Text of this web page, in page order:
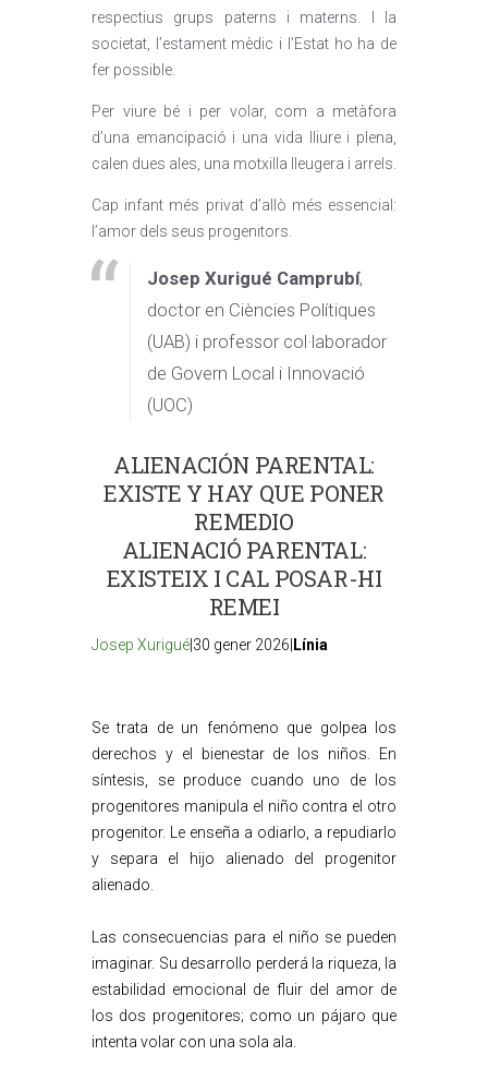
respectius grups paterns i materns. I la
societat, l’estament mèdic i l’Estat ho ha de
fer possible.
Per viure bé i per volar, com a metàfora
d’una emancipació i una vida lliure i plena,
calen dues ales, una motxilla lleugera i arrels.
Cap infant més privat d’allò més essencial:
l’amor dels seus progenitors.
Josep Xurigué Camprubí,
doctor en Ciències Polítiques
(UAB) i professor col·laborador
de Govern Local i Innovació
(UOC)
ALIENACIÓN PARENTAL:
EXISTE Y HAY QUE PONER
REMEDIO
ALIENACIÓ PARENTAL:
EXISTEIX I CAL POSAR-HI
REMEI
Josep Xurigué |30 gener 2026| Línia
Se trata de un fenómeno que golpea los
derechos y el bienestar de los niños. En
síntesis, se produce cuando uno de los
progenitores manipula el niño contra el otro
progenitor. Le enseña a odiarlo, a repudiarlo
y separa el hijo alienado del progenitor
alienado.
Las consecuencias para el niño se pueden
imaginar. Su desarrollo perderá la riqueza, la
estabilidad emocional de fluir del amor de
los dos progenitores; como un pájaro que
intenta volar con una sola ala.